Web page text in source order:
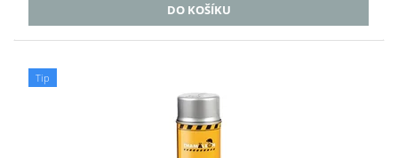
Tip